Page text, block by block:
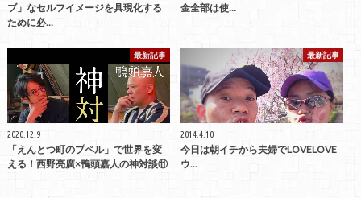
ブ」なセルフイメージを具現化する
ために必…
金全部は使…
最新記事
2020.12.9
「えんとつ町のプペル」で世界を変
える！西野亮廣×鴨頭嘉人の神対談⑪
最新記事
2014.4.10
今日は朝イチから夫婦でLOVELOVE
ウ...